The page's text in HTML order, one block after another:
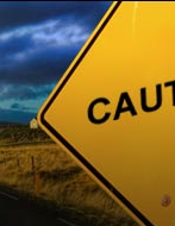
के लिए अभियान